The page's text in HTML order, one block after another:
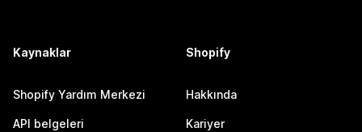
Kaynaklar
Shopify Yardım Merkezi
API belgeleri
Shopify
Hakkında
Kariyer